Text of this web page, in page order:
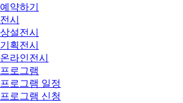
예약하기
전시
상설전시
기획전시
온라인전시
프로그램
프로그램 일정
프로그램 신청